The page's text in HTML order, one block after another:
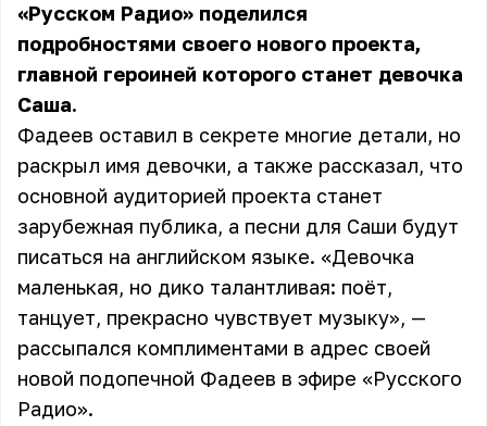
«Русском Радио» поделился
подробностями своего нового проекта,
главной героиней которого станет девочка
Саша.
Фадеев оставил в секрете многие детали, но
раскрыл имя девочки, а также рассказал, что
основной аудиторией проекта станет
зарубежная публика, а песни для Саши будут
писаться на английском языке. «Девочка
маленькая, но дико талантливая: поёт,
танцует, прекрасно чувствует музыку», —
рассыпался комплиментами в адрес своей
новой подопечной Фадеев в эфире «Русского
Радио».